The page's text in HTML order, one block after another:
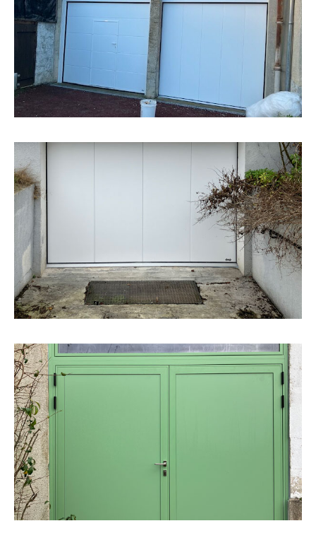
Afin de répondre au mieux à vos problématiques, à vos
besoins et à vos espaces, nous travaillons avec des
solutions sur-mesure. Pour cette réalisation,
EN SAVOIR +
Mise en place d’une porte de garage avec ouverture
latérale motorisée.
Porte de garage Coloris : Blanc
EN SAVOIR +
Conception, fabrication et pose d’une porte de garage
composée de deux vantaux battants.
Coloris : Vert RAL 6021
EN SAVOIR +